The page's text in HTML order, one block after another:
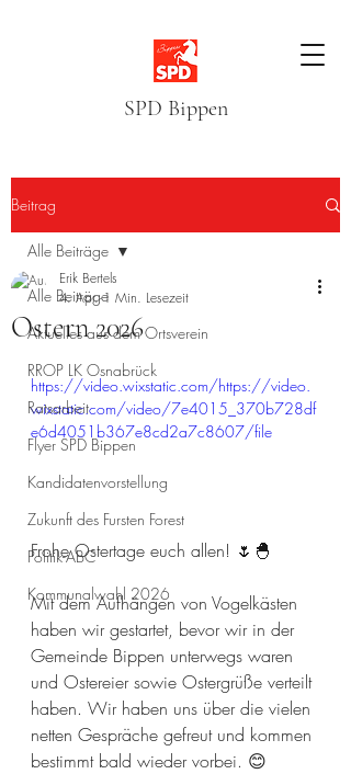
SPD Bippen
Beitrag
Alle Beiträge
Aktuelles aus dem Ortsverein
RROP LK Osnabrück
Ratsarbeit
Flyer SPD Bippen
Kandidatenvorstellung
Zukunft des Fursten Forest
Politik-ABC
Kommunalwahl 2026
Alle Beiträge
Ostern 2026
Erik Bertels
4. Apr. 1 Min. Lesezeit
https://video.wixstatic.com/https://video.
wixstatic.com/video/7e4015_370b728df
e6d4051b367e8cd2a7c8607/file
Frohe Ostertage euch allen! 🌷🐣
Mit dem Aufhängen von Vogelkästen
haben wir gestartet, bevor wir in der
Gemeinde Bippen unterwegs waren
und Ostereier sowie Ostergrüße verteilt
haben. Wir haben uns über die vielen
netten Gespräche gefreut und kommen
bestimmt bald wieder vorbei. 😊